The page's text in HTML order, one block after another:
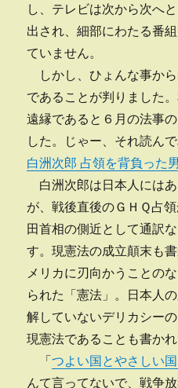
し、テレビは次から次へ
出され、細部にわたる番
ていません。
しかし、ひょんな事か
であることが判りました
遠縁であると６月の法事
した。じゃー、それ読ん
白洲次郎 占領を背負った男
白洲次郎は日本人には
が、戦後直後のＧＨＱ占
田首相の側近として通訳
す。現憲法の成立顛末も
メリカに刃向かうことの
られた「憲法」。日本人
解していないデリカシー
現憲法であることも書かれ
「つよい国とやさしい
んて言ってないで、戦争